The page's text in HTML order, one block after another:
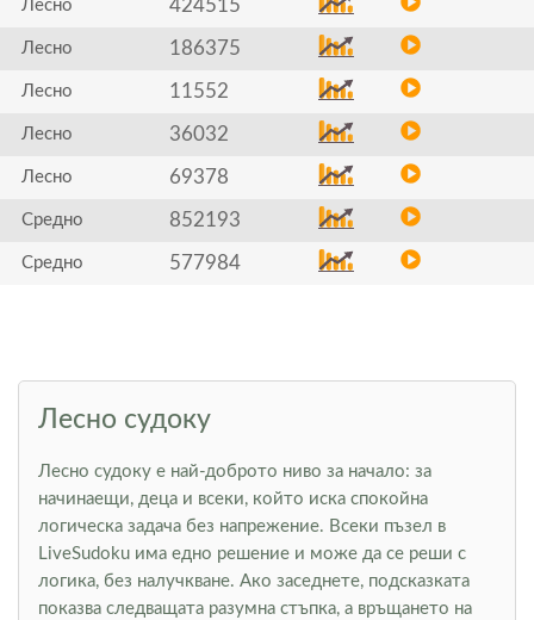
Лесно 424515
Лесно 186375
Лесно 11552
Лесно 36032
Лесно 69378
Средно 852193
Средно 577984
Лесно судоку
Лесно судоку е най-доброто ниво за начало: за
начинаещи, деца и всеки, който иска спокойна
логическа задача без напрежение. Всеки пъзел в
LiveSudoku има едно решение и може да се реши с
логика, без налучкване. Ако заседнете, подсказката
показва следващата разумна стъпка, а връщането на